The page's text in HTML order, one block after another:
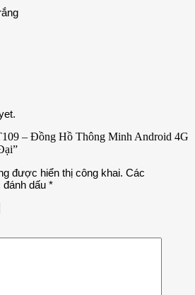
– Đồng Hồ Thông Minh Android 4G
được hiển thị công khai. Các
dấu *